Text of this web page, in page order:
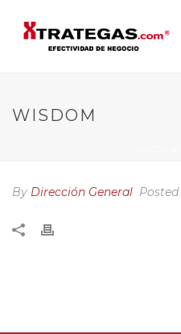
WISDOM
By Dirección General Posted